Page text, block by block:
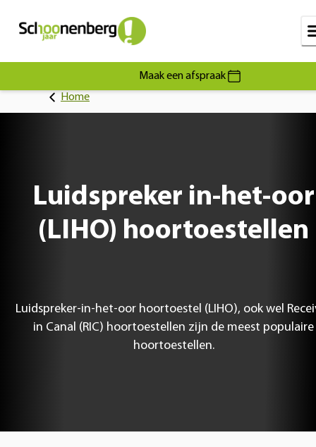
Maak een afspraak
Home
Luidspreker in-het-oor
(LIHO) hoortoestellen
Luidspreker-in-het-oor hoortoestel (LIHO), ook wel
in Canal (RIC) hoortoestellen zijn de meest populaire
hoortoestellen.